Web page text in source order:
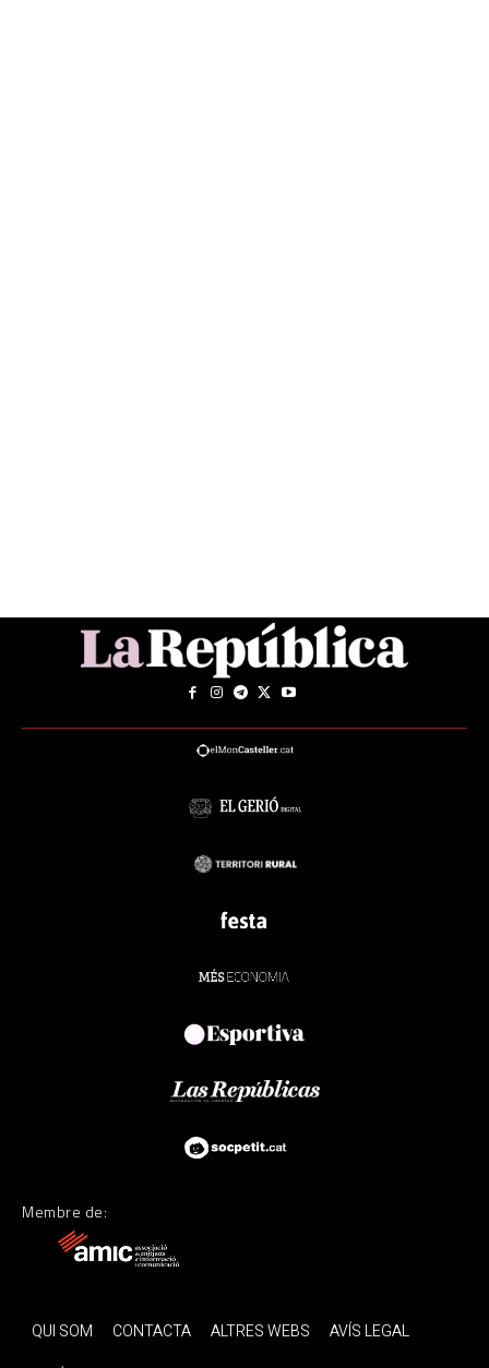
Membre de:
QUI SOM CONTACTA ALTRES WEBS
AVÍS LEGAL